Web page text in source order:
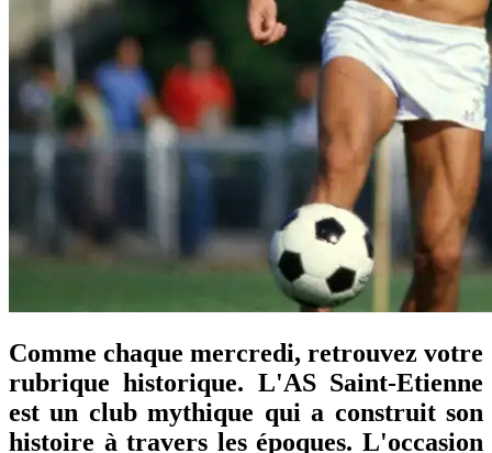
Comme chaque mercredi, retrouvez votre
rubrique historique. L'AS Saint-Etienne
est un club mythique qui a construit son
histoire à travers les époques. L'occasion